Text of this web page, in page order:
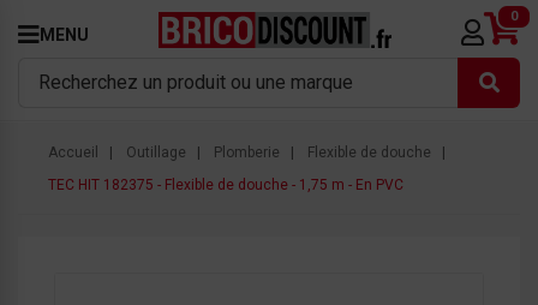
MENU
0
Accueil Outillage Plomberie
Flexible de douche
TEC HIT 182375 - Flexible de douche - 1,75 m - En PVC